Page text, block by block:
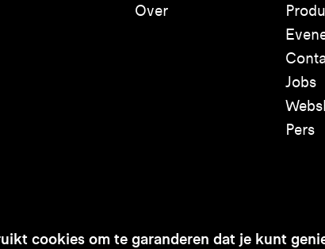
Over
Jobs
Pers
cookies om te garanderen dat je kunt